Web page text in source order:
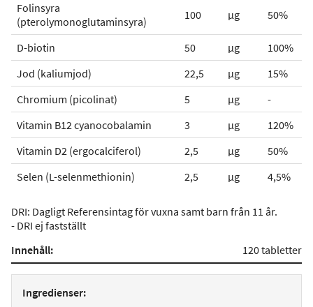
Folinsyra
(pterolymonoglutaminsyra)
100 µg 50%
D-biotin 50 µg
100%
Jod (kaliumjod)
22,5 µg
15%
Chromium (picolinat)
5 µg
-
Vitamin B12 cyanocobalamin
3 µg
120%
Vitamin D2 (ergocalciferol)
2,5 µg
50%
Selen (L-selenmethionin)
2,5 µg 4,5%
DRI: Dagligt Referensintag för vuxna samt barn från 11 år.
- DRI ej fastställt
Innehåll:
120 tabletter
Ingredienser: